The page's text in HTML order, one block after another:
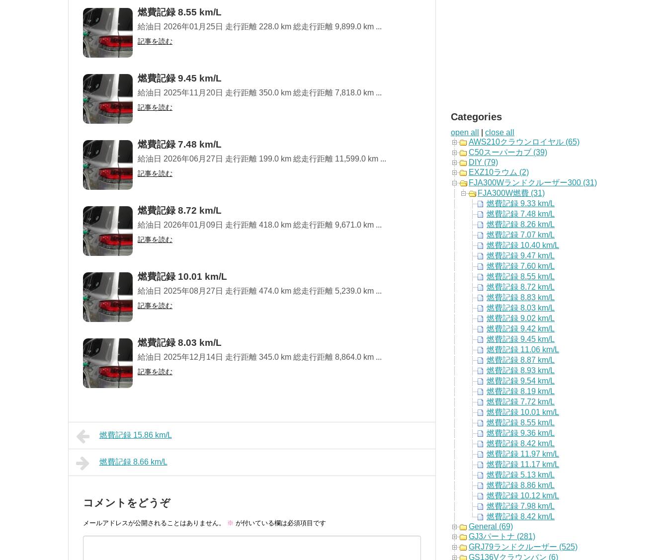
燃費記録 8.55 km/L
給油日 2026年01月25日 走行距離 228.0 km 総走行距離 9,899.0 km ...
記事を読む
燃費記録 9.45 km/L
給油日 2025年11月20日 走行距離 350.0 km 総走行距離 7,818.0 km ...
記事を読む
燃費記録 7.48 km/L
給油日 2026年06月27日 走行距離 199.0 km 総走行距離 11,599.0 km ...
記事を読む
燃費記録 8.72 km/L
給油日 2026年01月09日 走行距離 418.0 km 総走行距離 9,671.0 km ...
記事を読む
燃費記録 10.01 km/L
給油日 2025年08月27日 走行距離 474.0 km 総走行距離 5,239.0 km ...
記事を読む
燃費記録 8.03 km/L
給油日 2025年12月14日 走行距離 345.0 km 総走行距離 8,864.0 km ...
記事を読む
燃費記録 15.86 km/L
燃費記録 8.66 km/L
コメントをどうぞ
メールアドレスが公開されることはありません。 ※ が付いている欄は必須項目です
Categories
open all
close all
AWS210クラウンロイヤル (65)
C50スーパーカブ (39)
DIY (79)
EXZ10ラウム (2)
FJA300Wランドクルーザー300 (31)
FJA300W燃費 (31)
燃費記録 9.33 km/L
燃費記録 7.48 km/L
燃費記録 8.26 km/L
燃費記録 7.07 km/L
燃費記録 10.40 km/L
燃費記録 9.47 km/L
燃費記録 7.60 km/L
燃費記録 8.55 km/L
燃費記録 8.72 km/L
燃費記録 8.83 km/L
燃費記録 8.03 km/L
燃費記録 9.02 km/L
燃費記録 9.42 km/L
燃費記録 9.45 km/L
燃費記録 11.06 km/L
燃費記録 8.87 km/L
燃費記録 8.93 km/L
燃費記録 9.54 km/L
燃費記録 8.19 km/L
燃費記録 7.72 km/L
燃費記録 10.01 km/L
燃費記録 8.55 km/L
燃費記録 9.36 km/L
燃費記録 8.42 km/L
燃費記録 11.97 km/L
燃費記録 11.17 km/L
燃費記録 5.13 km/L
燃費記録 8.86 km/L
燃費記録 10.12 km/L
燃費記録 7.98 km/L
燃費記録 8.42 km/L
General (69)
GJ3パートナ (281)
GRJ79ランドクルーザー (525)
GS136Vクラウンバン (6)